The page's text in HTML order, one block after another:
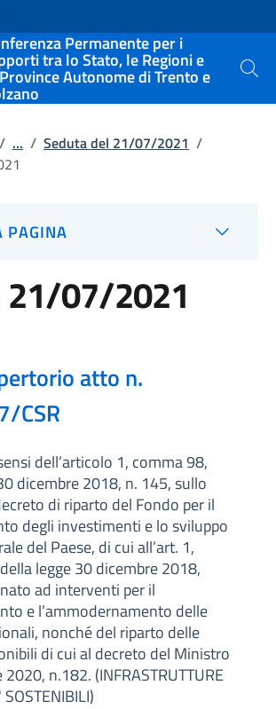
sito
Permanente per i
tra lo Stato, le Regioni e
Autonome di Trento e Cerca
/ ... / Seduta del 21/07/2021 /
PAGINA
07/2021
atto n.
CSR
dell’articolo 1, comma 98,
dicembre 2018, n. 145, sullo
di riparto del Fondo per il
degli investimenti e lo sviluppo
del Paese, di cui all’art. 1,
legge 30 dicembre 2018,
ad interventi per il
e l’ammodernamento delle
nonché del riparto delle
di cui al decreto del Ministro
n.182. (INFRASTRUTTURE